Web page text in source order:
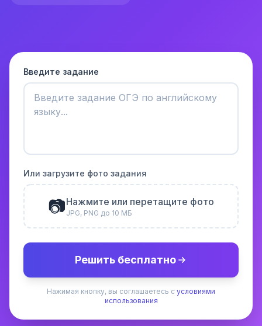
Введите задание
Или загрузите фото задания
📷Нажмите или перетащите фото
JPG, PNG до 10 МБ
Решить бесплатно
Нажимая кнопку, вы соглашаетесь с условиями
использования